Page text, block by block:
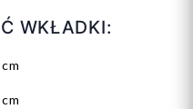
WKŁADKI: